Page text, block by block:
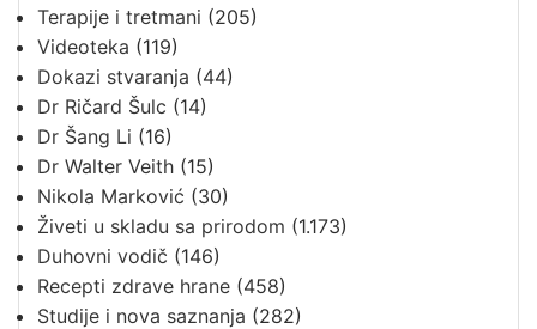
Terapije i tretmani (205)
Videoteka (119)
Dokazi stvaranja (44)
Dr Ričard Šulc (14)
Dr Šang Li (16)
Dr Walter Veith (15)
Nikola Marković (30)
Živeti u skladu sa prirodom (1.173)
Duhovni vodič (146)
Recepti zdrave hrane (458)
Studije i nova saznanja (282)